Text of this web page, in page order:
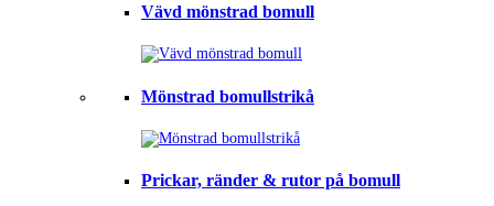
Vävd mönstrad bomull
Mönstrad bomullstrikå
Prickar, ränder & rutor på bomull